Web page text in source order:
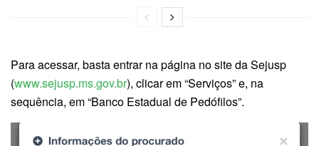
Para acessar, basta entrar na página no site da Sejusp
(www.sejusp.ms.gov.br), clicar em “Serviços” e, na
sequência, em “Banco Estadual de Pedófilos”.